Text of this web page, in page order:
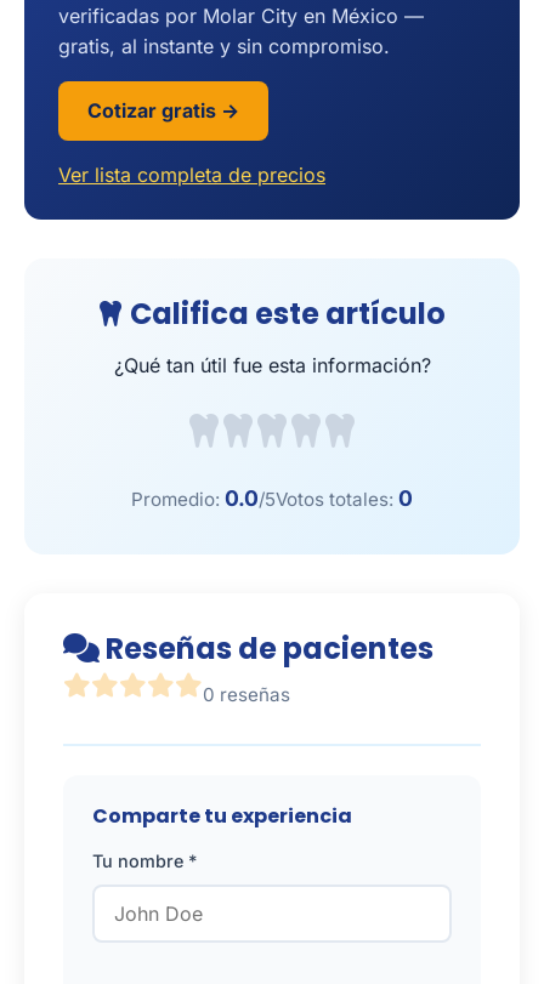
verificadas por Molar City en México —
gratis, al instante y sin compromiso.
Cotizar gratis →
Ver lista completa de precios
Califica este artículo
¿Qué tan útil fue esta información?
Promedio: 0.0/5Votos totales: 0
Reseñas de pacientes
0 reseñas
Comparte tu experiencia
Tu nombre *